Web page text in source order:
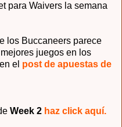
para Waivers la semana
los Buccaneers parece
juegos en los
el post de apuestas de
Week 2 haz click aquí.